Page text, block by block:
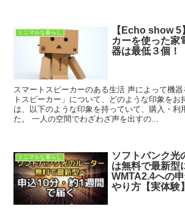
ミニマルな暮らし
【Echo show
カーを使った家
器は最低３個！
スマートスピーカーのある生活 声によって機
トスピーカー」について、どのような印象をお
は、以下のような印象を持っていて、購入・利
た。 一人の空間でわざわざ声を出すの...
ミニマルな暮らし
ソフトバンク光
は無料で最新型
WMTA2.4への
やり方【実体験】